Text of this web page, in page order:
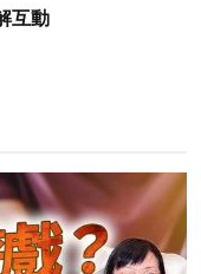
互動